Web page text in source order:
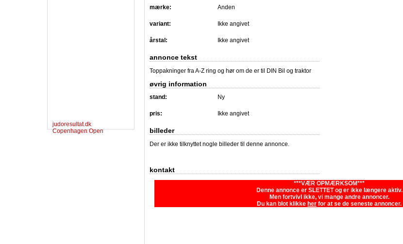
judoresultat.dk
Copenhagen Open
mærke: Anden
variant: Ikke angivet
årstal: Ikke angivet
annonce tekst
Toppakninger fra A-Z ring og hør om de er til DIN Bil og traktor
øvrig information
stand: Ny
pris: Ikke angivet
billeder
Der er ikke tilknyttet nogle billeder til denne annonce.
kontakt
***VÆR OPMÆRKSOM***
Denne annonce er SLETTET og er ikke længere aktiv.
Men fortvivl ikke, vi mange andre annoncer.
Du kan blot klikke her for at se de seneste annoncer.